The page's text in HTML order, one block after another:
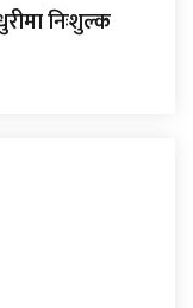
निःशुल्क